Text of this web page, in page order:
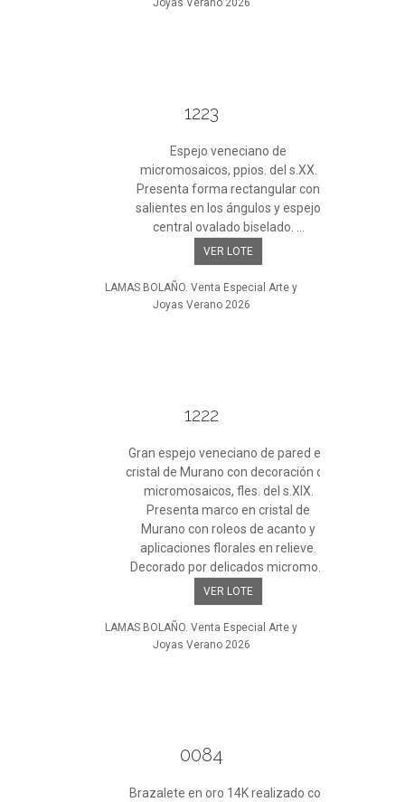
Joyas Verano 2026
1223
Espejo veneciano de
micromosaicos, ppios. del s.XX.
Presenta forma rectangular con
salientes en los ángulos y espejo
central ovalado biselado. ...
VER LOTE
LAMAS BOLAÑO. Venta Especial Arte y
Joyas Verano 2026
1222
Gran espejo veneciano de pared en
cristal de Murano con decoración de
micromosaicos, fles. del s.XIX.
Presenta marco en cristal de
Murano con roleos de acanto y
aplicaciones florales en relieve.
Decorado por delicados micromo...
VER LOTE
LAMAS BOLAÑO. Venta Especial Arte y
Joyas Verano 2026
0084
Brazalete en oro 14K realizado con